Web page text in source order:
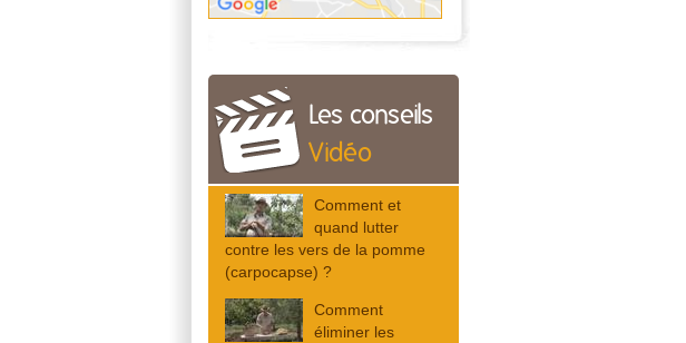
Les conseils
Vidéo
Comment et
quand lutter
contre les vers de la pomme
(carpocapse) ?
Comment
éliminer les